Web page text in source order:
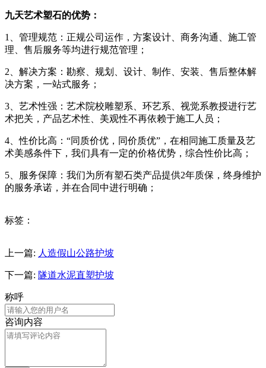
九天艺术塑石的优势：
1、管理规范：正规公司运作，方案设计、商务沟通、施工管
理、售后服务等均进行规范管理；
2、解决方案：勘察、规划、设计、制作、安装、售后整体解
决方案，一站式服务；
3、艺术性强：艺术院校雕塑系、环艺系、视觉系教授进行艺
术把关，产品艺术性、美观性不再依赖于施工人员；
4、性价比高：“同质价优，同价质优”，在相同施工质量及艺
术美感条件下，我们具有一定的价格优势，综合性价比高；
5、服务保障：我们为所有塑石类产品提供2年质保，终身维护
的服务承诺，并在合同中进行明确；
标签：
上一篇: 人造假山公路护坡
下一篇: 隧道水泥直塑护坡
称呼
咨询内容